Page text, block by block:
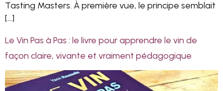
Tasting Masters. À première vue, le principe semblait
[…]
Le Vin Pas à Pas : le livre pour apprendre le vin de
façon claire, vivante et vraiment pédagogique